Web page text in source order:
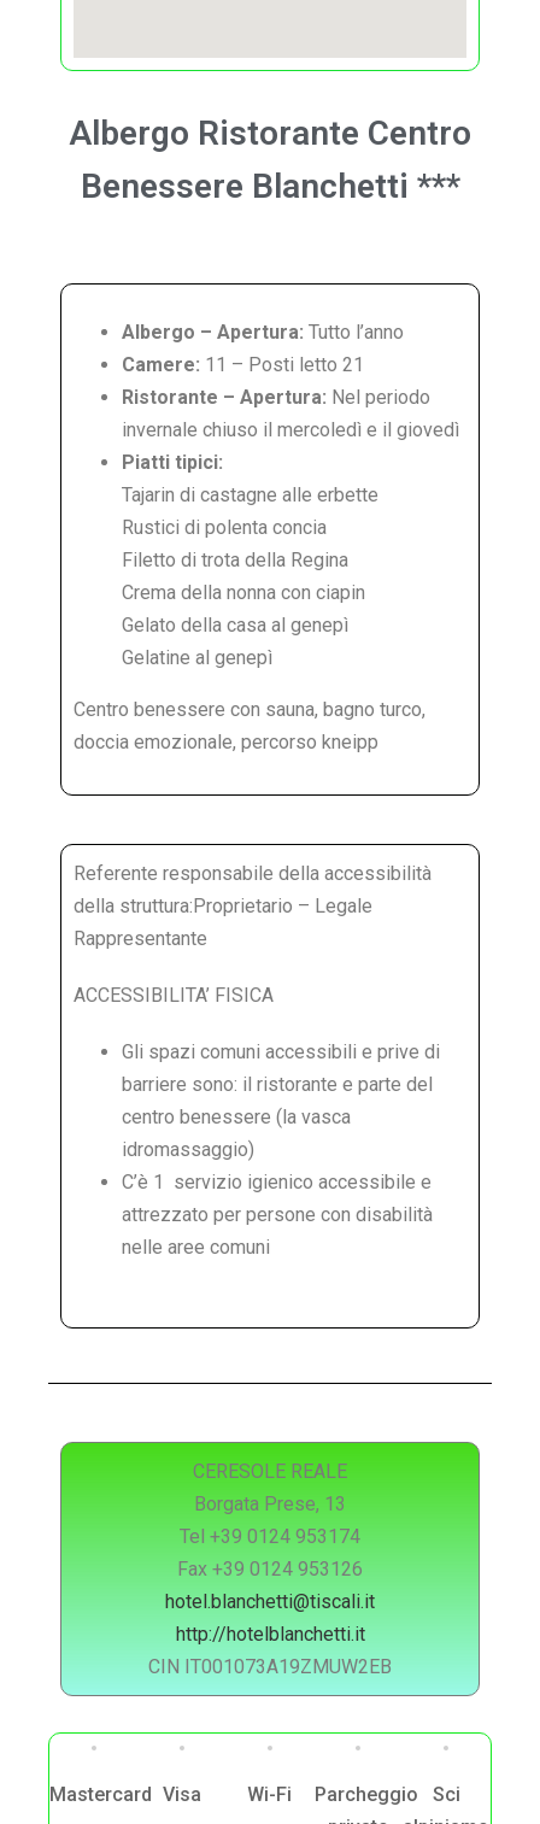
Albergo Ristorante Centro
Benessere Blanchetti ***
Albergo – Apertura: Tutto l’anno
Camere: 11 – Posti letto 21
Ristorante – Apertura: Nel periodo
invernale chiuso il mercoledì e il giovedì
Piatti tipici:
Tajarin di castagne alle erbette
Rustici di polenta concia
Filetto di trota della Regina
Crema della nonna con ciapin
Gelato della casa al genepì
Gelatine al genepì
Centro benessere con sauna, bagno turco,
doccia emozionale, percorso kneipp
Referente responsabile della accessibilità
della struttura:Proprietario – Legale
Rappresentante
ACCESSIBILITA’ FISICA
Gli spazi comuni accessibili e prive di
barriere sono: il ristorante e parte del
centro benessere (la vasca
idromassaggio)
C’è 1 servizio igienico accessibile e
attrezzato per persone con disabilità
nelle aree comuni
CERESOLE REALE
Borgata Prese, 13
Tel +39 0124 953174
Fax +39 0124 953126
hotel.blanchetti@tiscali.it
http://hotelblanchetti.it
CIN IT001073A19ZMUW2EB
Mastercard Visa Wi-Fi
Parcheggio
Sci